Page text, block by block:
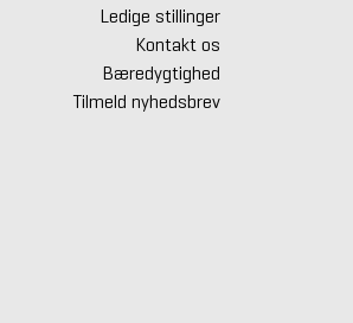
Ledige stillinger
Kontakt os
Bæredygtighed
Tilmeld nyhedsbrev